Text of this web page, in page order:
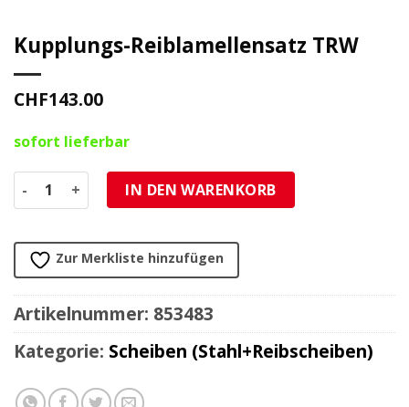
Kupplungs-Reiblamellensatz TRW
CHF143.00
sofort lieferbar
Kupplungs-Reiblamellensatz TRW Menge
IN DEN WARENKORB
Zur Merkliste hinzufügen
Artikelnummer: 853483
Kategorie: Scheiben (Stahl+Reibscheiben)